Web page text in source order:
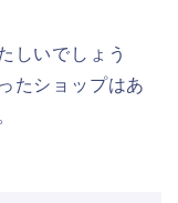
しいでしょう
たショップはあ